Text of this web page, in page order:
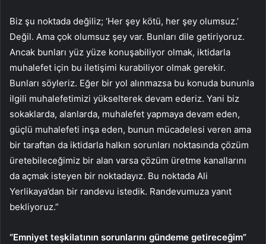
Biz şu noktada değiliz; ‘Her şey kötü, her şey olumsuz.’
Değil. Ama çok olumsuz şey var. Bunları dile getiriyoruz.
Ancak bunları yüz yüze konuşabiliyor olmak, iktidarla
muhalefet için bu iletişimi kurabiliyor olmak gerekir.
Bunları söyleriz. Eğer bir yol alınmazsa bu konuda bununla
ilgili muhalefetimizi yükselterek devam ederiz. Yani biz
sokaklarda, alanlarda, muhalefet yapmaya devam eden,
güçlü muhalefeti inşa eden, bunun mücadelesi veren ama
bir taraftan da iktidarla halkın sorunları noktasında çözüm
üretebileceğimiz bir alan varsa çözüm üretme kanallarını
da açmak isteyen bir noktadayız. Bu noktada Ali
Yerlikaya’dan bir randevu istedik. Randevumuza yanıt
bekliyoruz.”
“Emniyet teşkilatının sorunlarını gündeme getireceğim”